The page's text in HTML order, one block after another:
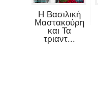
Η Βασιλική
Μαστακούρη
και Τα
τριαντ...